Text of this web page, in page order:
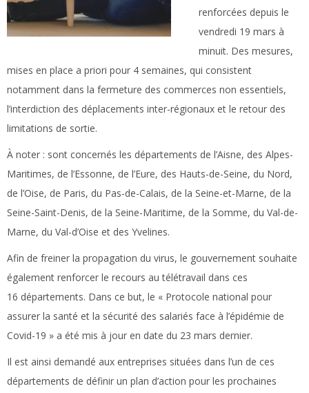
renforcées depuis le
vendredi 19 mars à
minuit. Des mesures,
mises en place a priori pour 4 semaines, qui consistent
notamment dans la fermeture des commerces non essentiels,
l’interdiction des déplacements inter-régionaux et le retour des
limitations de sortie.
À noter : sont concernés les départements de l’Aisne, des Alpes-
Maritimes, de l’Essonne, de l’Eure, des Hauts-de-Seine, du Nord,
de l’Oise, de Paris, du Pas-de-Calais, de la Seine-et-Marne, de la
Seine-Saint-Denis, de la Seine-Maritime, de la Somme, du Val-de-
Marne, du Val-d’Oise et des Yvelines.
Afin de freiner la propagation du virus, le gouvernement souhaite
également renforcer le recours au télétravail dans ces
16 départements. Dans ce but, le « Protocole national pour
assurer la santé et la sécurité des salariés face à l’épidémie de
Covid-19 » a été mis à jour en date du 23 mars dernier.
Il est ainsi demandé aux entreprises situées dans l’un de ces
départements de définir un plan d’action pour les prochaines